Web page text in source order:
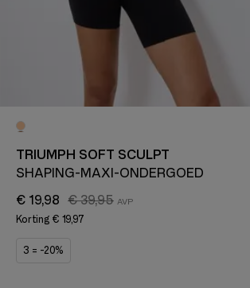
TRIUMPH SOFT SCULPT
SHAPING-MAXI-ONDERGOED
€ 19,98
€ 39,95
Korting € 19,97
3 = -20%